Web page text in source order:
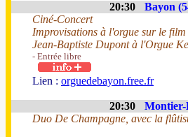
20:30 Bayon
Ciné-Concert
Improvisations à l'orgue sur le
Jean-Baptiste Dupont à l'Orgue
- Entrée libre
Lien : orguedebayon.free.fr
20:30 Montier-
Duo De Champagne, avec la